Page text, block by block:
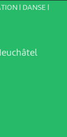
| DANSE |